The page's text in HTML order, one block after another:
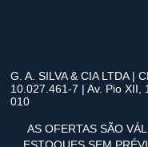
G. A. SILVA & CIA LTDA |
10.027.461-7 | Av. Pio
010
AS OFERTAS SÃO